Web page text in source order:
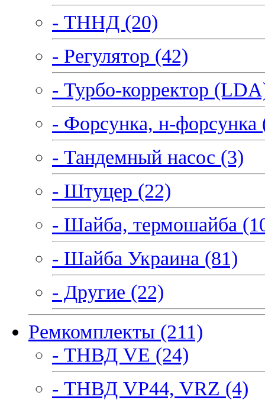
- ТННД (20)
- Регулятор (42)
- Турбо-корректор
- Форсунка, н-форсунка
- Тандемный насос (3)
- Штуцер (22)
- Шайба, термошайба
- Шайба Украина (81)
- Другие (22)
Ремкомплекты (211)
- ТНВД VE (24)
- ТНВД VP44, VRZ (4)